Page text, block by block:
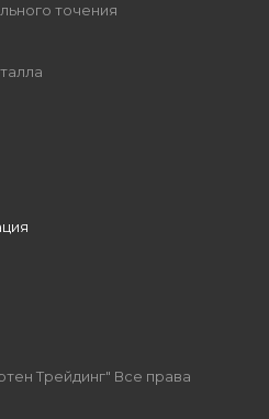
точения
Трейдинг" Все права